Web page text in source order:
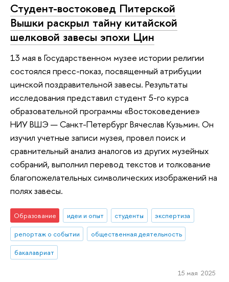
Студент-востоковед Питерской
Вышки раскрыл тайну китайской
шелковой завесы эпохи Цин
13 мая в Государственном музее истории религии
состоялся пресс-показ, посвященный атрибуции
цинской поздравительной завесы. Результаты
исследования представил студент 5-го курса
образовательной программы «Востоковедение»
НИУ ВШЭ — Санкт-Петербург Вячеслав Кузьмин. Он
изучил учетные записи музея, провел поиск и
сравнительный анализ аналогов из других музейных
собраний, выполнил перевод текстов и толкование
благопожелательных символических изображений на
полях завесы.
Образование идеи и опыт студенты
экспертиза
репортаж о событии
общественная деятельность
бакалавриат
15 мая 2025